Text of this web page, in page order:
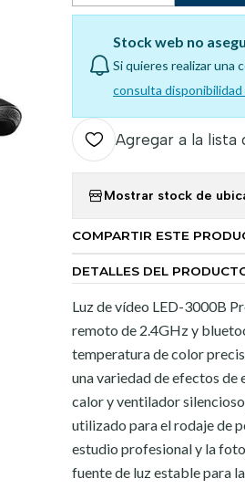
Stock web no
Si quieres realizar una
consulta
Agregar a la lista
Mostrar stock de
COMPARTIR ESTE
DETALLES DEL
Luz de vídeo LED-3000B
remoto de 2.4GHz y
temperatura de color
una variedad de efectos de
calor y ventilador
utilizado para el rodaje de
estudio profesional y la
fuente de luz estable para